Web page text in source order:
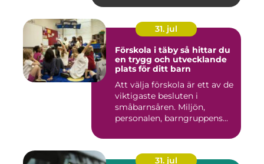
31. jul
Förskola i täby så hittar du
en trygg och utvecklande
plats för ditt barn
Att välja förskola är ett av de
viktigaste besluten i
småbarnsåren. Miljön,
personalen, barngruppens...
31. jul